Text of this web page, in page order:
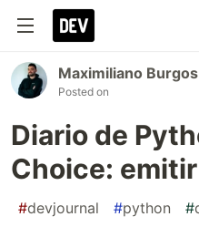
Maximiliano Burgos
Posted on
Diario de
Choice:
#devjournal #python #